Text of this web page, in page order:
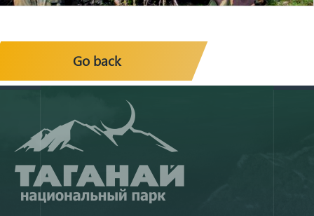
Go back